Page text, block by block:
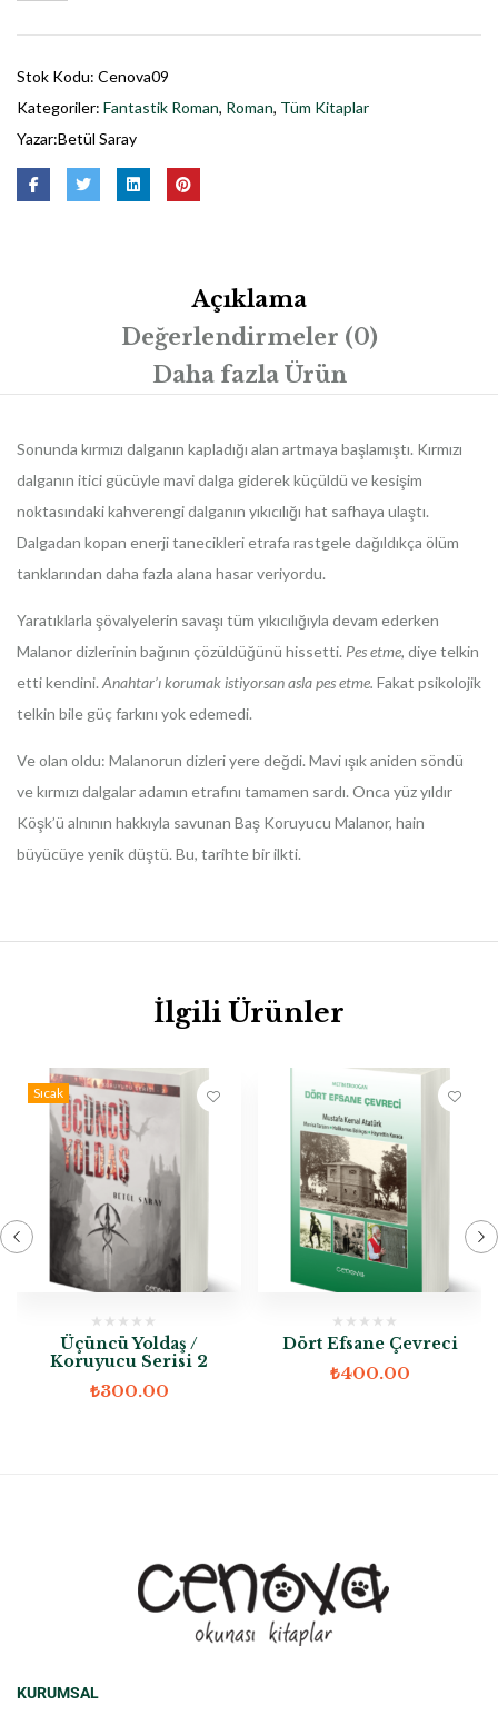
Stok Kodu: Cenova09
Kategoriler: Fantastik Roman, Roman, Tüm Kitaplar
Yazar:Betül Saray
Açıklama
Değerlendirmeler (0)
Daha fazla Ürün
Sonunda kırmızı dalganın kapladığı alan artmaya başlamıştı. Kırmızı
dalganın itici gücüyle mavi dalga giderek küçüldü ve kesişim
noktasındaki kahverengi dalganın yıkıcılığı hat safhaya ulaştı.
Dalgadan kopan enerji tanecikleri etrafa rastgele dağıldıkça ölüm
tanklarından daha fazla alana hasar veriyordu.
Yaratıklarla şövalyelerin savaşı tüm yıkıcılığıyla devam ederken
Malanor dizlerinin bağının çözüldüğünü hissetti. Pes etme, diye telkin
etti kendini. Anahtar’ı korumak istiyorsan asla pes etme. Fakat psikolojik
telkin bile güç farkını yok edemedi.
Ve olan oldu: Malanorun dizleri yere değdi. Mavi ışık aniden söndü
ve kırmızı dalgalar adamın etrafını tamamen sardı. Onca yüz yıldır
Köşk’ü alnının hakkıyla savunan Baş Koruyucu Malanor, hain
büyücüye yenik düştü. Bu, tarihte bir ilkti.
İlgili Ürünler
Sıcak
Üçüncü Yoldaş /
Koruyucu Serisi 2
₺300.00
Dört Efsane Çevreci
₺400.00
KURUMSAL